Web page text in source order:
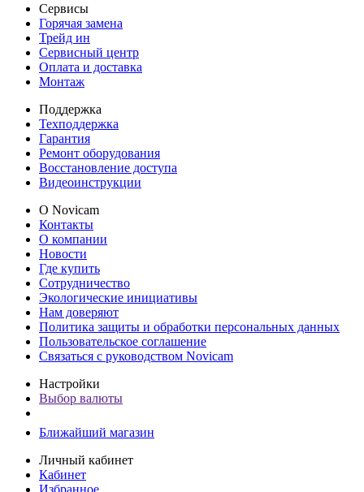
Сервисы
Горячая замена
Трейд ин
Сервисный центр
Оплата и доставка
Монтаж
Поддержка
Техподдержка
Гарантия
Ремонт оборудования
Восстановление доступа
Видеоинструкции
О Novicam
Контакты
О компании
Новости
Где купить
Сотрудничество
Экологические инициативы
Нам доверяют
Политика защиты и обработки персональных данных
Пользовательское соглашение
Связаться с руководством Novicam
Настройки
Выбор валюты
Ближайший магазин
Личный кабинет
Кабинет
Избранное